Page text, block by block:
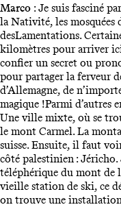
Marco : Je suis fasciné
la Nativité, les mosquées
desLamentations.
kilomètres pour arriver
confier un secret ou
pour partager la ferveur
d’Allemagne, de
magique !Parmi
Une ville mixte, où se
le mont Carmel. La
suisse. Ensuite, il faut
côté palestinien : Jéricho.
téléphérique du mont de
vieille station de ski, ce
on trouve une installation